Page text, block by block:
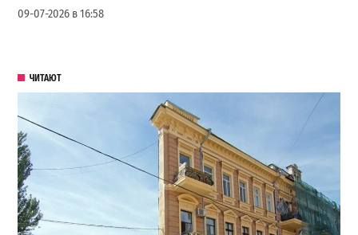
09-07-2026 в 16:58
ЧИТАЮТ